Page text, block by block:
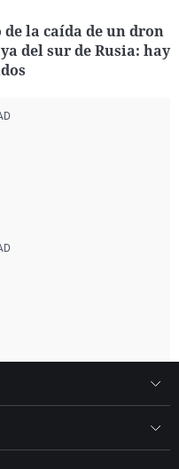
la caída de un dron
del sur de Rusia: hay